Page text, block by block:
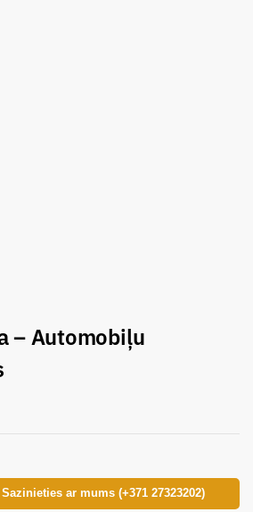
– Automobiļu
ar mums (+371 27323202)